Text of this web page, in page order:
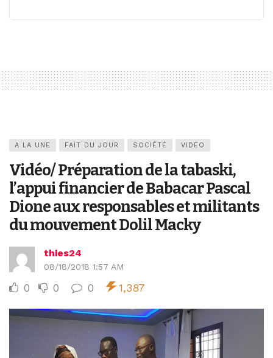
A LA UNE FAIT DU JOUR SOCIÉTÉ VIDEO
Vidéo/ Préparation de la tabaski,
l’appui financier de Babacar Pascal
Dione aux responsables et militants
du mouvement Dolil Macky
thies24
08/18/2018 1:57 AM
0 0 0 1,387